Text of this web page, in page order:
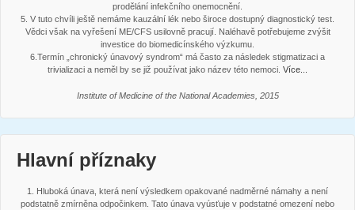
prodělání infekčního onemocnění.
5. V tuto chvíli ještě nemáme kauzální lék nebo široce dostupný diagnostický test.
Vědci však na vyřešení ME/CFS usilovně pracují. Naléhavě potřebujeme zvýšit
investice do biomedicínského výzkumu.
6.Termín „chronický únavový syndrom“ má často za následek stigmatizaci a
trivializaci a neměl by se již používat jako název této nemoci. Více...
Institute of Medicine of the National Academies, 2015
Hlavní příznaky
1. Hluboká únava, která není výsledkem opakované nadměrné námahy a není
podstatně zmírněna odpočinkem. Tato únava vyúsťuje v podstatné omezení nebo